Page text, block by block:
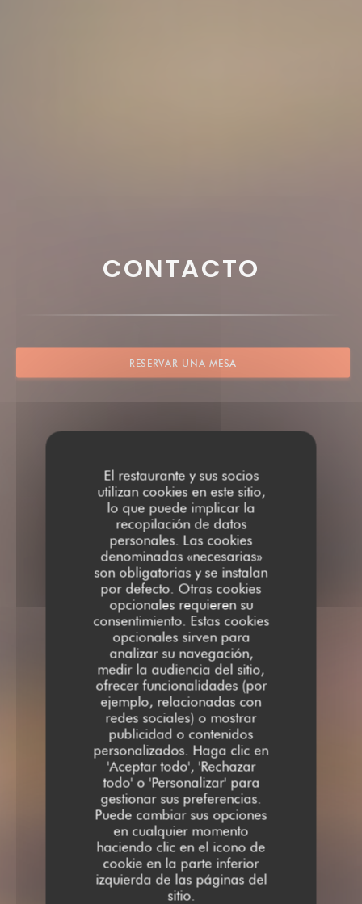
El restaurante y sus socios
utilizan cookies en este sitio,
lo que puede implicar la
recopilación de datos
personales. Las cookies
denominadas «necesarias»
son obligatorias y se instalan
por defecto. Otras cookies
opcionales requieren su
consentimiento. Estas cookies
opcionales sirven para
analizar su navegación,
medir la audiencia del sitio,
ofrecer funcionalidades (por
ejemplo, relacionadas con
redes sociales) o mostrar
publicidad o contenidos
personalizados. Haga clic en
'Aceptar todo', 'Rechazar
todo' o 'Personalizar' para
gestionar sus preferencias.
Puede cambiar sus opciones
en cualquier momento
haciendo clic en el icono de
cookie en la parte inferior
izquierda de las páginas del
sitio.
CONTACTO
RESERVAR UNA MESA